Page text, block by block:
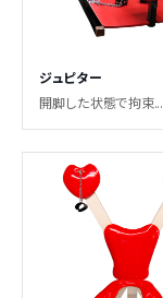
ジュピター
開脚した状態で拘束...